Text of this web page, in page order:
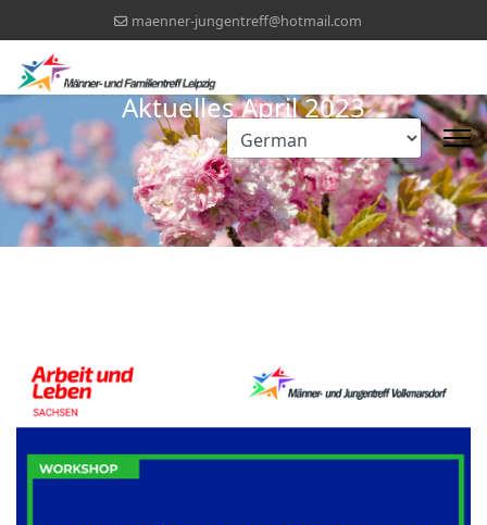
maenner-jungentreff@hotmail.com
Aktuelles April 2023